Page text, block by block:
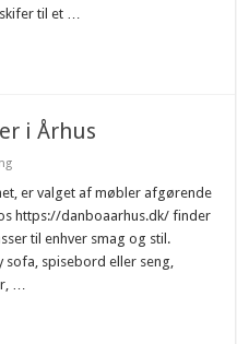
til et …
i Århus
er valget af møbler afgørende
https://danboaarhus.dk/ finder
til enhver smag og stil.
sofa, spisebord eller seng,
…